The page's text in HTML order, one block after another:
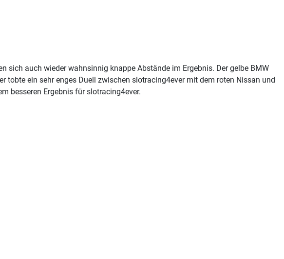
sich auch wieder wahnsinnig knappe Abstände im Ergebnis. Der gelbe BMW
tobte ein sehr enges Duell zwischen slotracing4ever mit dem roten Nissan und
besseren Ergebnis für slotracing4ever.